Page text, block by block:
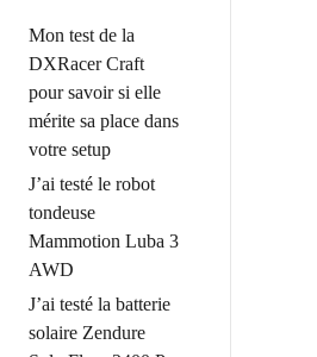
Mon test de la
DXRacer Craft
pour savoir si elle
mérite sa place dans
votre setup
J’ai testé le robot
tondeuse
Mammotion Luba 3
AWD
J’ai testé la batterie
solaire Zendure